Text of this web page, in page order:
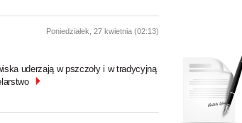
Poniedziałek, 27 kwietnia (02:13)
uderzają w pszczoły i w tradycyjną